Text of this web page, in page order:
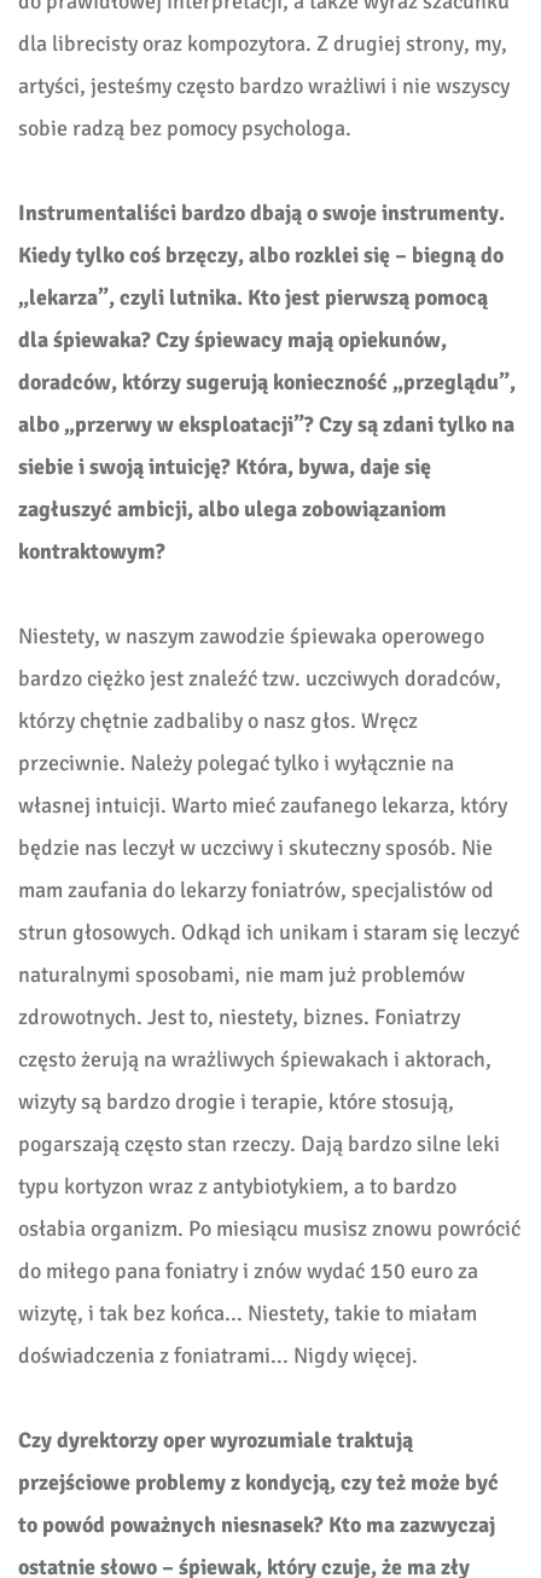
dla librecisty oraz kompozytora. Z drugiej strony, my,
artyści, jesteśmy często bardzo wrażliwi i nie wszyscy
sobie radzą bez pomocy psychologa.
Instrumentaliści bardzo dbają o swoje instrumenty.
Kiedy tylko coś brzęczy, albo rozklei się – biegną do
„lekarza”, czyli lutnika. Kto jest pierwszą pomocą
dla śpiewaka? Czy śpiewacy mają opiekunów,
doradców, którzy sugerują konieczność „przeglądu”,
albo „przerwy w eksploatacji”? Czy są zdani tylko na
siebie i swoją intuicję? Która, bywa, daje się
zagłuszyć ambicji, albo ulega zobowiązaniom
kontraktowym?
Niestety, w naszym zawodzie śpiewaka operowego
bardzo ciężko jest znaleźć tzw. uczciwych doradców,
którzy chętnie zadbaliby o nasz głos. Wręcz
przeciwnie. Należy polegać tylko i wyłącznie na
własnej intuicji. Warto mieć zaufanego lekarza, który
będzie nas leczył w uczciwy i skuteczny sposób. Nie
mam zaufania do lekarzy foniatrów, specjalistów od
strun głosowych. Odkąd ich unikam i staram się leczyć
naturalnymi sposobami, nie mam już problemów
zdrowotnych. Jest to, niestety, biznes. Foniatrzy
często żerują na wrażliwych śpiewakach i aktorach,
wizyty są bardzo drogie i terapie, które stosują,
pogarszają często stan rzeczy. Dają bardzo silne leki
typu kortyzon wraz z antybiotykiem, a to bardzo
osłabia organizm. Po miesiącu musisz znowu powrócić
do miłego pana foniatry i znów wydać 150 euro za
wizytę, i tak bez końca... Niestety, takie to miałam
doświadczenia z foniatrami... Nigdy więcej.
Czy dyrektorzy oper wyrozumiale traktują
przejściowe problemy z kondycją, czy też może być
to powód poważnych niesnasek? Kto ma zazwyczaj
ostatnie słowo – śpiewak, który czuje, że ma zły